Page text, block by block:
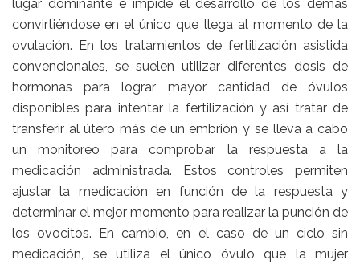
lugar dominante e impide el desarrollo de los demás
convirtiéndose en el único que llega al momento de la
ovulación. En los tratamientos de fertilización asistida
convencionales, se suelen utilizar diferentes dosis de
hormonas para lograr mayor cantidad de óvulos
disponibles para intentar la fertilización y así tratar de
transferir al útero más de un embrión y se lleva a cabo
un monitoreo para comprobar la respuesta a la
medicación administrada. Estos controles permiten
ajustar la medicación en función de la respuesta y
determinar el mejor momento para realizar la punción de
los ovocitos. En cambio, en el caso de un ciclo sin
medicación, se utiliza el único óvulo que la mujer